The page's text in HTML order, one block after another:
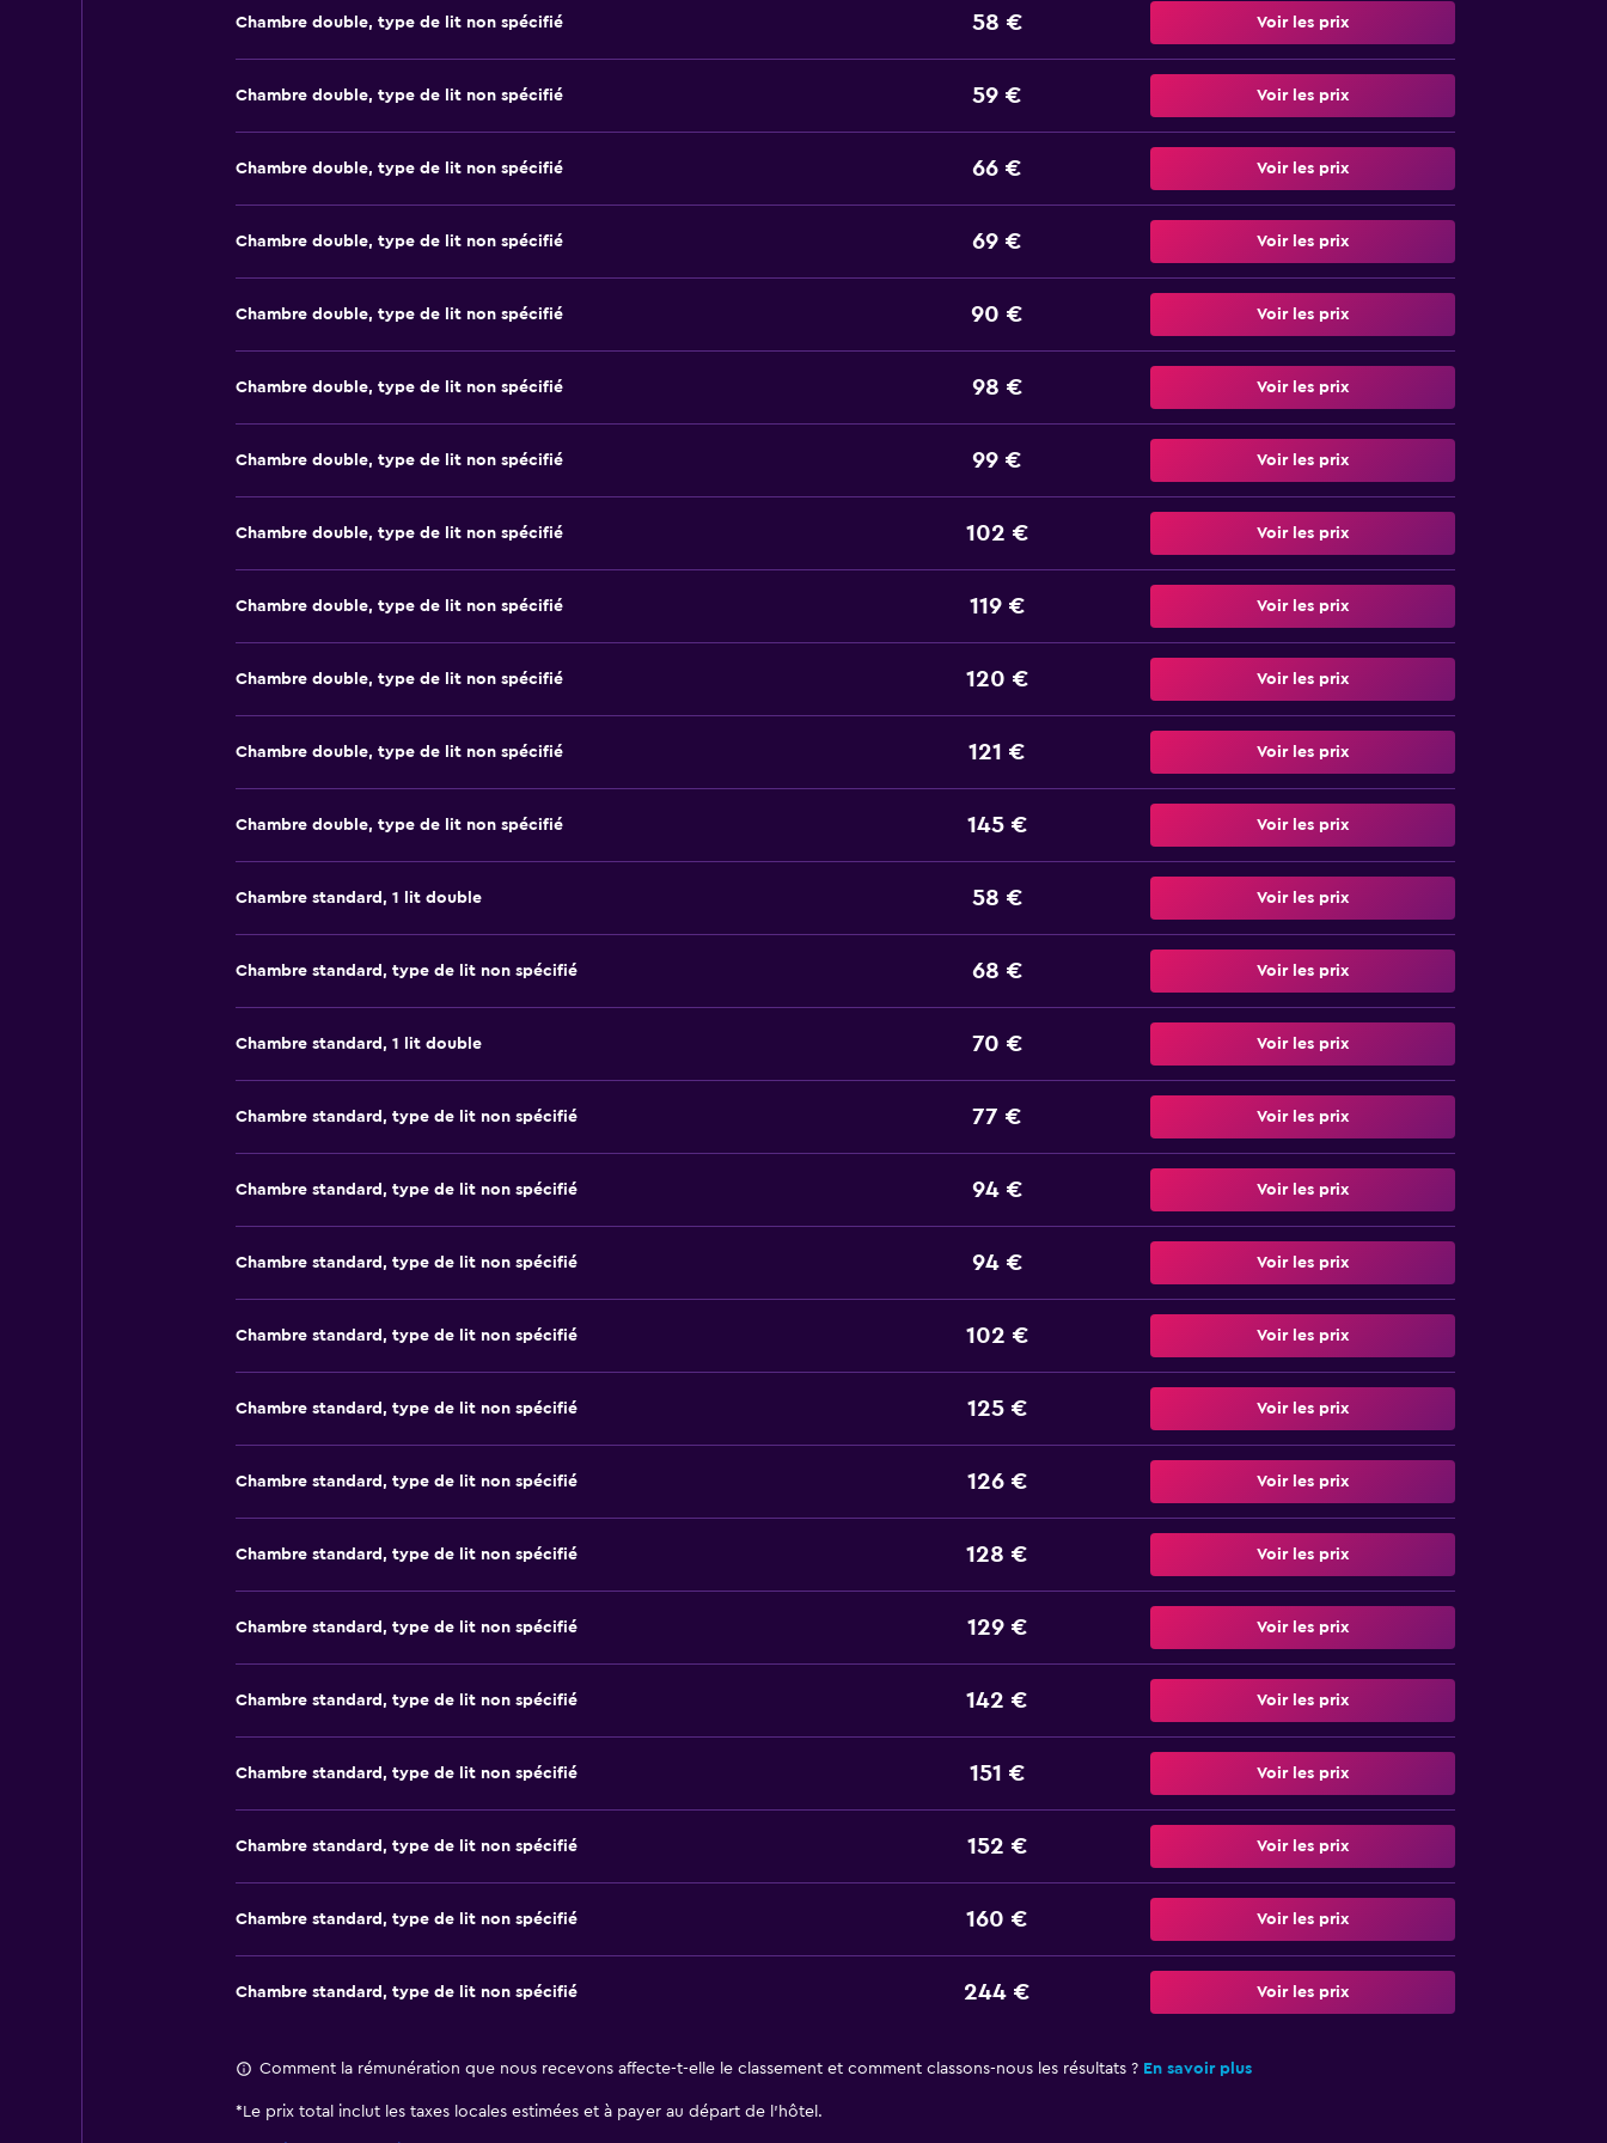
Chambre double, type de lit non spécifié 58 € Voir les prix
Chambre double, type de lit non spécifié 59 € Voir les prix
Chambre double, type de lit non spécifié 66 € Voir les prix
Chambre double, type de lit non spécifié 69 € Voir les prix
Chambre double, type de lit non spécifié 90 € Voir les prix
Chambre double, type de lit non spécifié 98 € Voir les prix
Chambre double, type de lit non spécifié 99 € Voir les prix
Chambre double, type de lit non spécifié 102 € Voir les prix
Chambre double, type de lit non spécifié 119 € Voir les prix
Chambre double, type de lit non spécifié 120 € Voir les prix
Chambre double, type de lit non spécifié 121 € Voir les prix
Chambre double, type de lit non spécifié 145 € Voir les prix
Chambre standard, 1 lit double 58 € Voir les prix
Chambre standard, type de lit non spécifié 68 € Voir les prix
Chambre standard, 1 lit double 70 € Voir les prix
Chambre standard, type de lit non spécifié 77 € Voir les prix
Chambre standard, type de lit non spécifié 94 € Voir les prix
Chambre standard, type de lit non spécifié 94 € Voir les prix
Chambre standard, type de lit non spécifié 102 € Voir les prix
Chambre standard, type de lit non spécifié 125 € Voir les prix
Chambre standard, type de lit non spécifié 126 € Voir les prix
Chambre standard, type de lit non spécifié 128 € Voir les prix
Chambre standard, type de lit non spécifié 129 € Voir les prix
Chambre standard, type de lit non spécifié 142 € Voir les prix
Chambre standard, type de lit non spécifié 151 € Voir les prix
Chambre standard, type de lit non spécifié 152 € Voir les prix
Chambre standard, type de lit non spécifié 160 € Voir les prix
Chambre standard, type de lit non spécifié 244 € Voir les prix
Comment la rémunération que nous recevons affecte-t-elle le classement et comment classons-nous les résultats ? En savoir plus
* Le prix total inclut les taxes locales estimées et à payer au départ de l’hôtel.